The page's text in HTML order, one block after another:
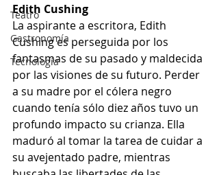
Teatro
Gastronomía
Tecnología
Edith Cushing
La aspirante a escritora, Edith
Cushing es perseguida por los
fantasmas de su pasado y maldecida
por las visiones de su futuro. Perder
a su madre por el cólera negro
cuando tenía sólo diez años tuvo un
profundo impacto su crianza. Ella
maduró al tomar la tarea de cuidar a
su avejentado padre, mientras